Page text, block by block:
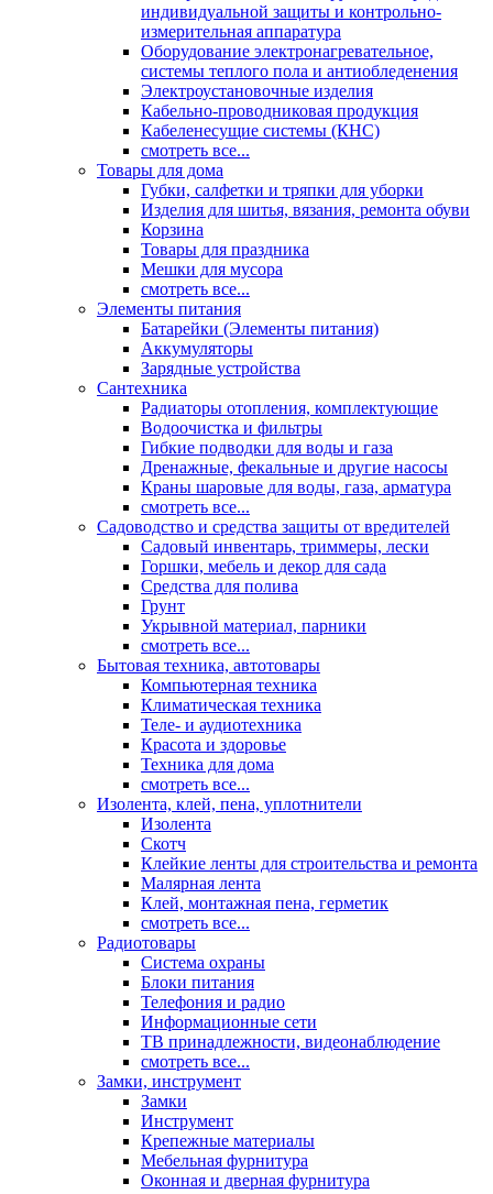
индивидуальной защиты и контрольно-
измерительная аппаратура
Оборудование электронагревательное,
системы теплого пола и антиобледенения
Электроустановочные изделия
Кабельно-проводниковая продукция
Кабеленесущие системы (КНС)
смотреть все...
Товары для дома
Губки, салфетки и тряпки для уборки
Изделия для шитья, вязания, ремонта обуви
Корзина
Товары для праздника
Мешки для мусора
смотреть все...
Элементы питания
Батарейки (Элементы питания)
Аккумуляторы
Зарядные устройства
Сантехника
Радиаторы отопления, комплектующие
Водоочистка и фильтры
Гибкие подводки для воды и газа
Дренажные, фекальные и другие насосы
Краны шаровые для воды, газа, арматура
смотреть все...
Садоводство и средства защиты от вредителей
Садовый инвентарь, триммеры, лески
Горшки, мебель и декор для сада
Средства для полива
Грунт
Укрывной материал, парники
смотреть все...
Бытовая техника, автотовары
Компьютерная техника
Климатическая техника
Теле- и аудиотехника
Красота и здоровье
Техника для дома
смотреть все...
Изолента, клей, пена, уплотнители
Изолента
Скотч
Клейкие ленты для строительства и ремонта
Малярная лента
Клей, монтажная пена, герметик
смотреть все...
Радиотовары
Система охраны
Блоки питания
Телефония и радио
Информационные сети
ТВ принадлежности, видеонаблюдение
смотреть все...
Замки, инструмент
Замки
Инструмент
Крепежные материалы
Мебельная фурнитура
Оконная и дверная фурнитура